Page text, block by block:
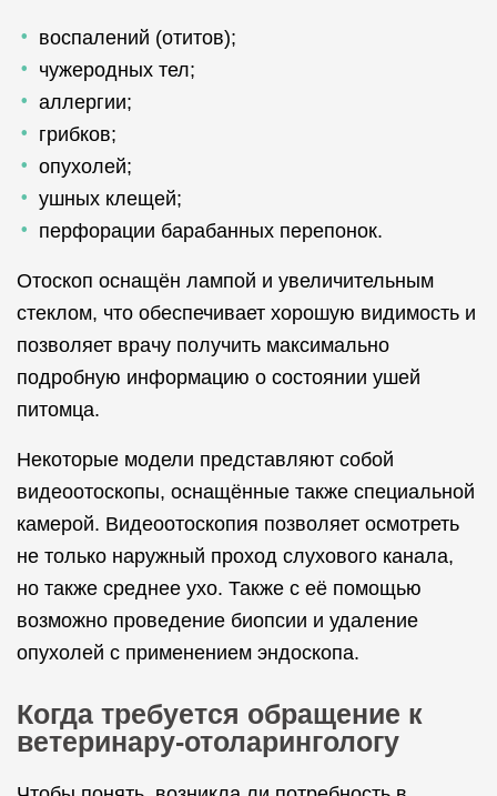
воспалений (отитов);
чужеродных тел;
аллергии;
грибков;
опухолей;
ушных клещей;
перфорации барабанных перепонок.
Отоскоп оснащён лампой и увеличительным
стеклом, что обеспечивает хорошую видимость и
позволяет врачу получить максимально
подробную информацию о состоянии ушей
питомца.
Некоторые модели представляют собой
видеоотоскопы, оснащённые также специальной
камерой. Видеоотоскопия позволяет осмотреть
не только наружный проход слухового канала,
но также среднее ухо. Также с её помощью
возможно проведение биопсии и удаление
опухолей с применением эндоскопа.
Когда требуется обращение к
ветеринару-отоларингологу